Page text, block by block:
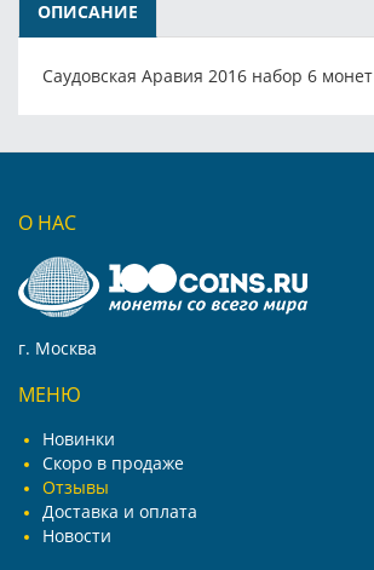
ОПИСАНИЕ
Саудовская Аравия 2016 набор 6 монет
О НАС
г. Москва
МЕНЮ
Новинки
Скоро в продаже
Отзывы
Доставка и оплата
Новости